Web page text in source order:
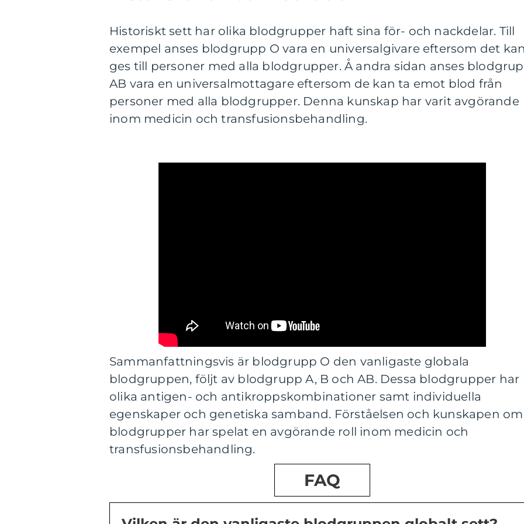
Historiskt sett har olika blodgrupper haft sina för- och nackdelar. Till
exempel anses blodgrupp O vara en universalgivare eftersom det
ges till personer med alla blodgrupper. Å andra sidan anses
AB vara en universalmottagare eftersom de kan ta emot blod från
personer med alla blodgrupper. Denna kunskap har varit avgörande
inom medicin och transfusionsbehandling.
Sammanfattningsvis är blodgrupp O den vanligaste globala
blodgruppen, följt av blodgrupp A, B och AB. Dessa blodgrupper har
olika antigen- och antikroppskombinationer samt individuella
egenskaper och genetiska samband. Förståelsen och kunskapen om
blodgrupper har spelat en avgörande roll inom medicin och
transfusionsbehandling.
FAQ